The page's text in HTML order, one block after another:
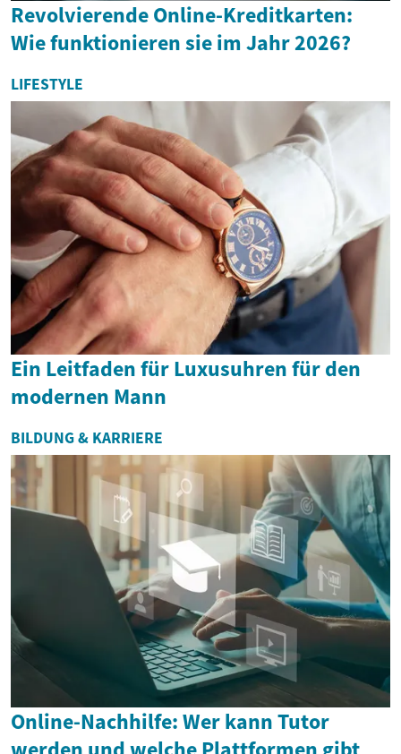
Revolvierende Online-Kreditkarten:
Wie funktionieren sie im Jahr 2026?
LIFESTYLE
Ein Leitfaden für Luxusuhren für den
modernen Mann
BILDUNG & KARRIERE
Online-Nachhilfe: Wer kann Tutor